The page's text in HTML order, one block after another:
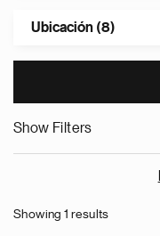
Ubicación (8)
Show Filters
Showing 1 results